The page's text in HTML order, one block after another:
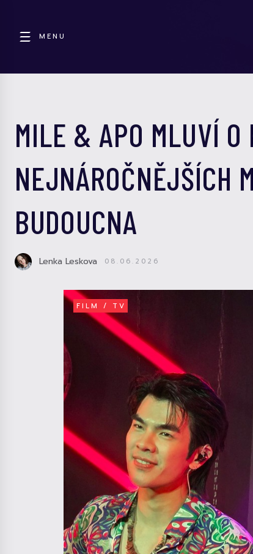
MENU
MILE & APO MLUVÍ O
NEJNÁROČNĚJŠÍCH
BUDOUCNA
Lenka Leskova 08.06.2026
FILM / TV